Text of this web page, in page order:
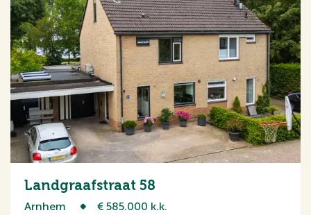
Landgraafstraat 58
Arnhem € 585.000 k.k.